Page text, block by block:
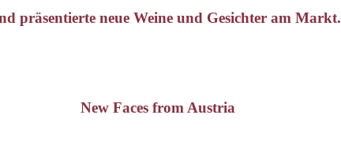
präsentierte neue Weine und Gesichter am Markt.
New Faces from Austria